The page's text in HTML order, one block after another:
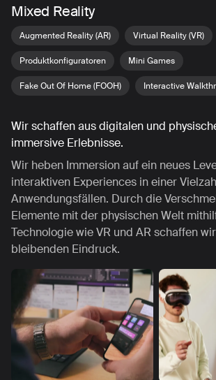
Mixed Reality
Augmented Reality (AR) Virtual Reality (VR)
Produktkonfiguratoren Mini Games
Fake Out Of Home (FOOH) Interactive
Wir schaffen aus digitalen und
immersive Erlebnisse.
Wir heben Immersion auf ein neues
interaktiven Experiences in einer
Anwendungsfällen. Durch die
Elemente mit der physischen Welt
Technologie wie VR und AR schaffen
bleibenden Eindruck.